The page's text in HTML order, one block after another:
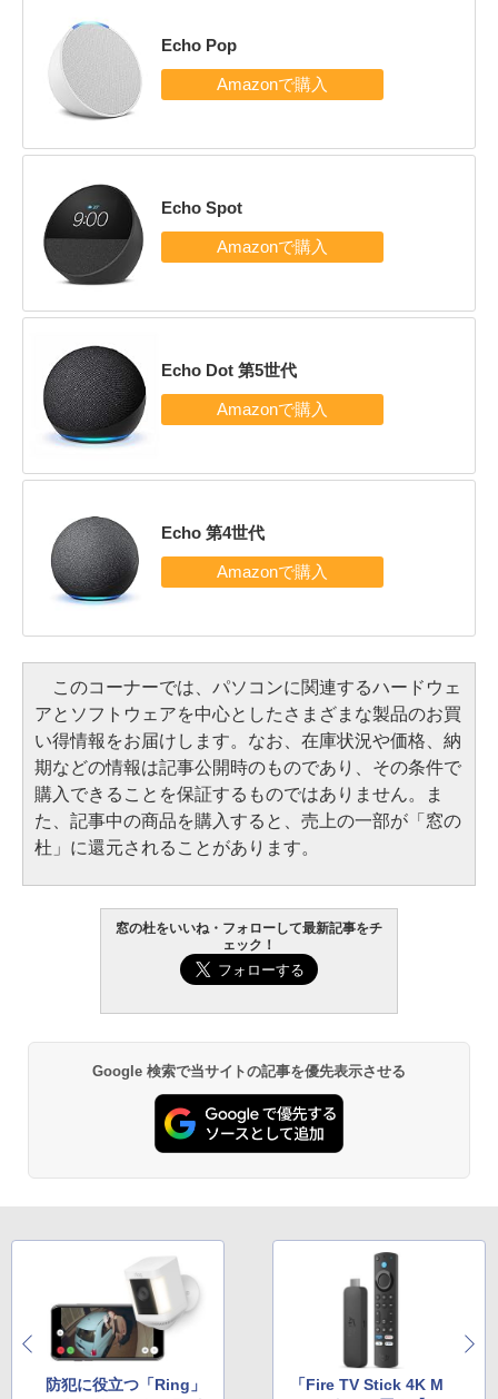
Echo Pop
Echo Spot
Echo Dot 第5世代
Echo 第4世代
このコーナーでは、パソコンに関連するハードウェ
アとソフトウェアを中心としたさまざまな製品のお買
い得情報をお届けします。なお、在庫状況や価格、納
期などの情報は記事公開時のものであり、その条件で
購入できることを保証するものではありません。ま
た、記事中の商品を購入すると、売上の一部が「窓の
杜」に還元されることがあります。
窓の杜をいいね・フォローして最新記事をチ
ェック！
Google 検索で当サイトの記事を優先表示させる
防犯に役立つ「Ring」
「Fire TV Stick 4K M